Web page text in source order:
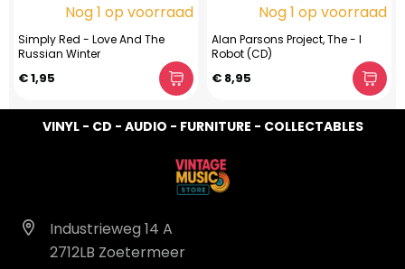
Nog 1 op voorraad
Simply Red - Love And The
Russian Winter
€ 1,95
Nog 1 op voorraad
Alan Parsons Project, The - I
Robot (CD)
€ 8,95
VINYL - CD - AUDIO - FURNITURE - COLLECTABLES
Industrieweg 14 A
2712LB Zoetermeer